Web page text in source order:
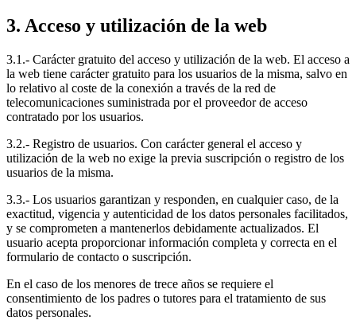
3. Acceso y utilización de la web
3.1.- Carácter gratuito del acceso y utilización de la web. El acceso a
la web tiene carácter gratuito para los usuarios de la misma, salvo en
lo relativo al coste de la conexión a través de la red de
telecomunicaciones suministrada por el proveedor de acceso
contratado por los usuarios.
3.2.- Registro de usuarios. Con carácter general el acceso y
utilización de la web no exige la previa suscripción o registro de los
usuarios de la misma.
3.3.- Los usuarios garantizan y responden, en cualquier caso, de la
exactitud, vigencia y autenticidad de los datos personales facilitados,
y se comprometen a mantenerlos debidamente actualizados. El
usuario acepta proporcionar información completa y correcta en el
formulario de contacto o suscripción.
En el caso de los menores de trece años se requiere el
consentimiento de los padres o tutores para el tratamiento de sus
datos personales.